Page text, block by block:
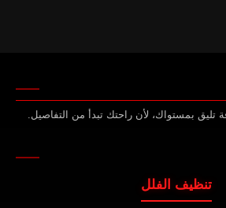
تنظيف الفلل